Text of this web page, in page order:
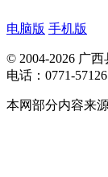
电脑版 手机版
© 2004-2026 广
电话：0771-
本网部分内容来